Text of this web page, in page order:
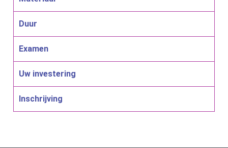
Duur
Examen
Uw investering
Inschrijving